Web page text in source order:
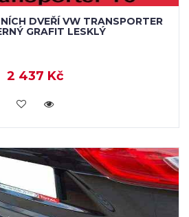
DVEŘÍ VW TRANSPORTER
GRAFIT LESKLÝ
2 437 Kč
KOUPIT